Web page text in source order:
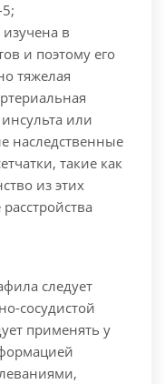
в
и поэтому его
тяжелая
или
наследственные
такие как
из этих
следует
сосудистой
применять у